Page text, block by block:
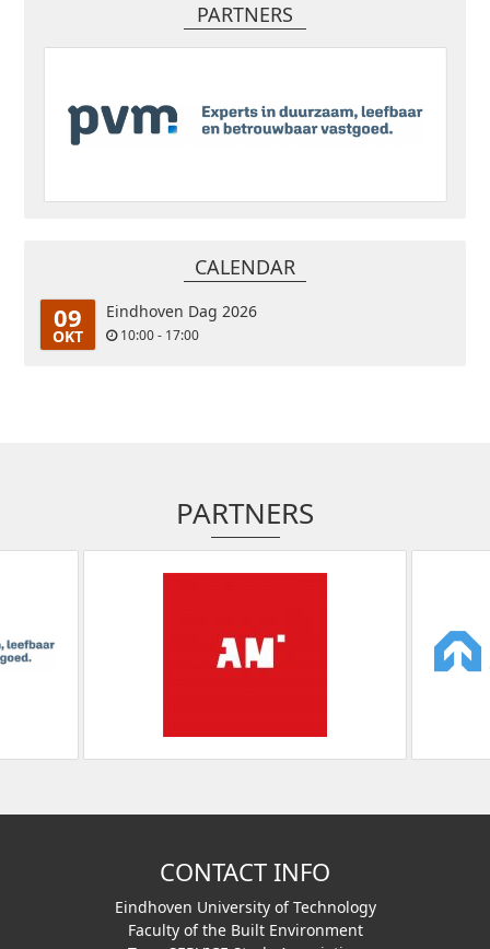
PARTNERS
CALENDAR
09
OKT
Eindhoven Dag 2026
10:00 - 17:00
PARTNERS
CONTACT INFO
Eindhoven University of Technology
Faculty of the Built Environment